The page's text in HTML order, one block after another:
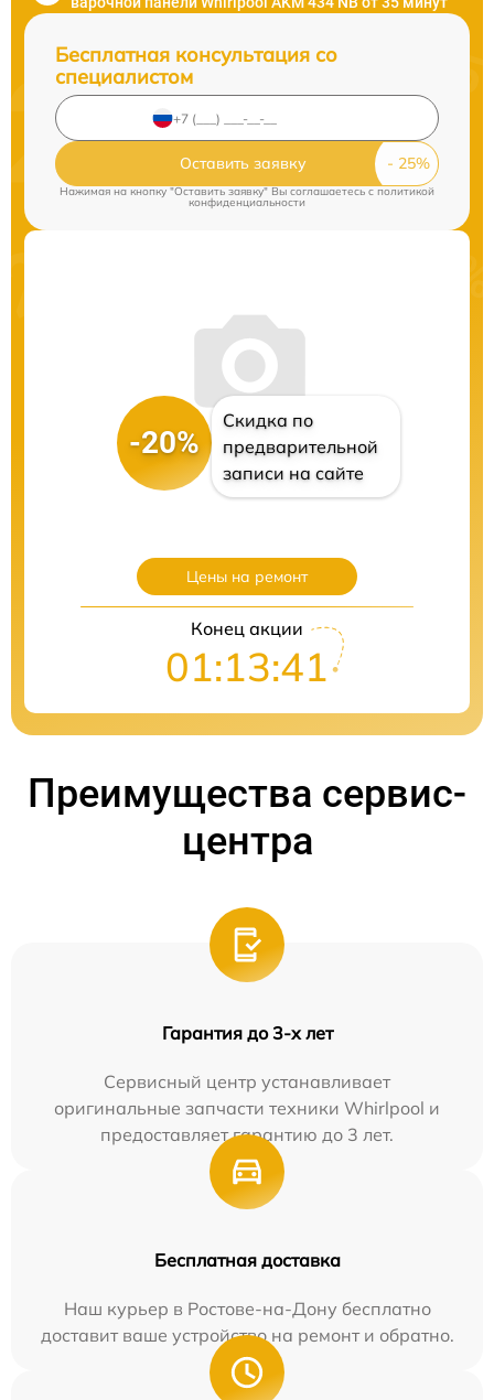
Бесплатная консультация со
специалистом
Оставить заявку
Нажимая на кнопку "Оставить заявку" Вы соглашаетесь c политикой
конфиденциальности
-20%
Скидка по
предварительной
записи на сайте
Цены на ремонт
Конец акции
01:13:40
Преимущества сервис-
центра
Гарантия до 3-х лет
Сервисный центр устанавливает
оригинальные запчасти техники Whirlpool и
предоставляет гарантию до 3 лет.
Бесплатная доставка
Наш курьер в Ростове-на-Дону бесплатно
доставит ваше устройство на ремонт и обратно.